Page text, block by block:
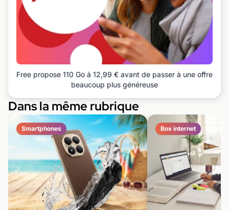
Free propose 110 Go à 12,99 € avant de passer à une offre
beaucoup plus généreuse
Dans la même rubrique
Smartphones Box internet